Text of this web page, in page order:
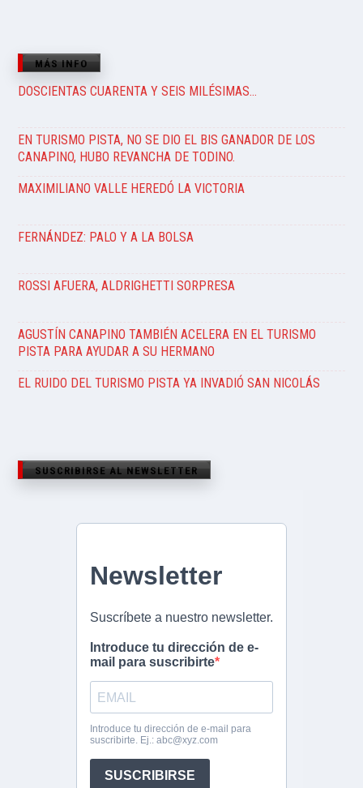
MÁS INFO
DOSCIENTAS CUARENTA Y SEIS MILÉSIMAS…
EN TURISMO PISTA, NO SE DIO EL BIS GANADOR DE LOS
CANAPINO, HUBO REVANCHA DE TODINO.
MAXIMILIANO VALLE HEREDÓ LA VICTORIA
FERNÁNDEZ: PALO Y A LA BOLSA
ROSSI AFUERA, ALDRIGHETTI SORPRESA
AGUSTÍN CANAPINO TAMBIÉN ACELERA EN EL TURISMO
PISTA PARA AYUDAR A SU HERMANO
EL RUIDO DEL TURISMO PISTA YA INVADIÓ SAN NICOLÁS
SUSCRIBIRSE AL NEWSLETTER